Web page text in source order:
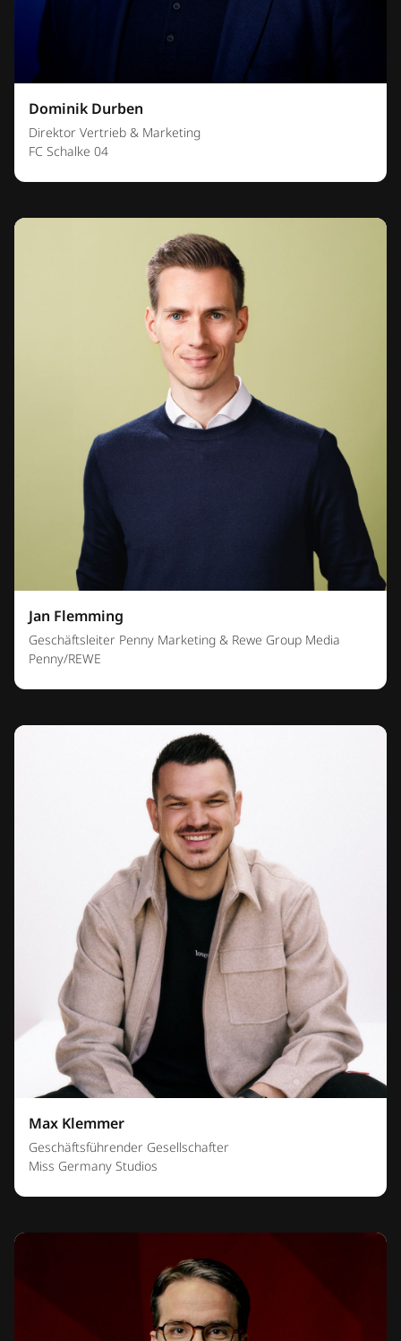
Dominik Durben
Direktor Vertrieb & Marketing
FC Schalke 04
Jan Flemming
Geschäftsleiter Penny Marketing & Rewe Group Media
Penny/REWE
Max Klemmer
Geschäftsführender Gesellschafter
Miss Germany Studios